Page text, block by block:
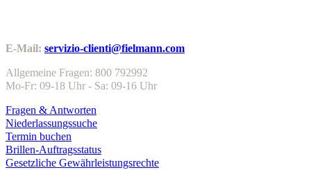
E-Mail: servizio-clienti@fielmann.com
Allgemeine Fragen: 800 792992
Mo-Fr: 09-18 Uhr - Sa: 09-16 Uhr
Fragen & Antworten
Niederlassungssuche
Termin buchen
Brillen-Auftragsstatus
Gesetzliche Gewährleistungsrechte